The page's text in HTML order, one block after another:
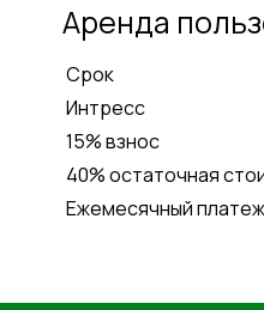
Aренда
Cрок
Интресс
15% взнос
40% остаточная
Ежемесячный платеж